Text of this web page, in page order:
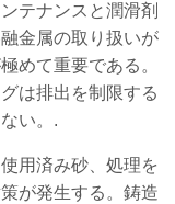
テナンスと潤滑剤
金属の取り扱いが
めて重要である。
は排出を制限する
い。.
用済み砂、処理を
が発生する。鋳造